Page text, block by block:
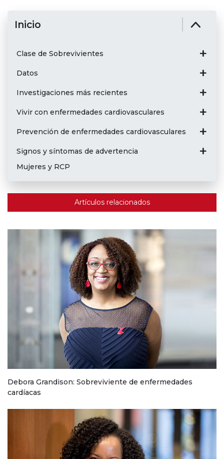
Inicio
Clase de Sobrevivientes
Datos
Investigaciones más recientes
Vivir con enfermedades cardiovasculares
Prevención de enfermedades cardiovasculares
Signos y síntomas de advertencia
Mujeres y RCP
Artículos relacionados
Debora Grandison: Sobreviviente de enfermedades
cardíacas